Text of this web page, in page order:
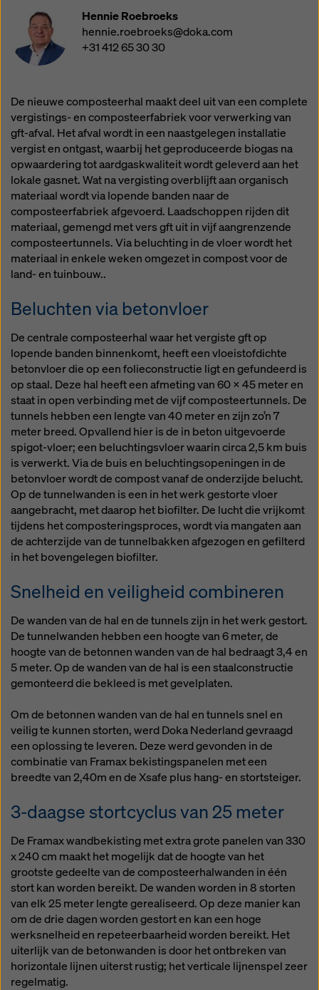
Hennie Roebroeks
hennie.roebroeks@doka.com
+31 412 65 30 30
De nieuwe composteerhal maakt deel uit van een complete
vergistings- en composteerfabriek voor verwerking van
gft-afval. Het afval wordt in een naastgelegen installatie
vergist en ontgast, waarbij het geproduceerde biogas na
opwaardering tot aardgaskwaliteit wordt geleverd aan het
lokale gasnet. Wat na vergisting overblijft aan organisch
materiaal wordt via lopende banden naar de
composteerfabriek afgevoerd. Laadschoppen rijden dit
materiaal, gemengd met vers gft uit in vijf aangrenzende
composteertunnels. Via beluchting in de vloer wordt het
materiaal in enkele weken omgezet in compost voor de
land- en tuinbouw..
Beluchten via betonvloer
De centrale composteerhal waar het vergiste gft op
lopende banden binnenkomt, heeft een vloeistofdichte
betonvloer die op een folieconstructie ligt en gefundeerd is
op staal. Deze hal heeft een afmeting van 60 x 45 meter en
staat in open verbinding met de vijf composteertunnels. De
tunnels hebben een lengte van 40 meter en zijn zo’n 7
meter breed. Opvallend hier is de in beton uitgevoerde
spigot-vloer; een beluchtingsvloer waarin circa 2,5 km buis
is verwerkt. Via de buis en beluchtingsopeningen in de
betonvloer wordt de compost vanaf de onderzijde belucht.
Op de tunnelwanden is een in het werk gestorte vloer
aangebracht, met daarop het biofilter. De lucht die vrijkomt
tijdens het composteringsproces, wordt via mangaten aan
de achterzijde van de tunnelbakken afgezogen en gefilterd
in het bovengelegen biofilter.
Snelheid en veiligheid combineren
De wanden van de hal en de tunnels zijn in het werk gestort.
De tunnelwanden hebben een hoogte van 6 meter, de
hoogte van de betonnen wanden van de hal bedraagt 3,4 en
5 meter. Op de wanden van de hal is een staalconstructie
gemonteerd die bekleed is met gevelplaten.
Om de betonnen wanden van de hal en tunnels snel en
veilig te kunnen storten, werd Doka Nederland gevraagd
een oplossing te leveren. Deze werd gevonden in de
combinatie van Framax bekistingspanelen met een
breedte van 2,40m en de Xsafe plus hang- en stortsteiger.
3-daagse stortcyclus van 25 meter
De Framax wandbekisting met extra grote panelen van 330
x 240 cm maakt het mogelijk dat de hoogte van het
grootste gedeelte van de composteerhalwanden in één
stort kan worden bereikt. De wanden worden in 8 storten
van elk 25 meter lengte gerealiseerd. Op deze manier kan
om de drie dagen worden gestort en kan een hoge
werksnelheid en repeteerbaarheid worden bereikt. Het
uiterlijk van de betonwanden is door het ontbreken van
horizontale lijnen uiterst rustig; het verticale lijnenspel zeer
regelmatig.
toestemming is vereist weigeren door te klikken op
'Weigeren' of door uwcookie-instellingenaan te
passen door te klikken op cookie-instellingen
onderaan deze website en de betreffende
te allen tijde intrekken met werking voor de toekomst
en zonder opgaaf van reden door te klikken op
cookie-instellingenonderaan deze website.
Meer informatie over onze cookiesin ons
privacybeleid. Wij bieden u ook de mogelijkheid om
uw cookies te selecteren (geavanceerde cookie-
instellingen).